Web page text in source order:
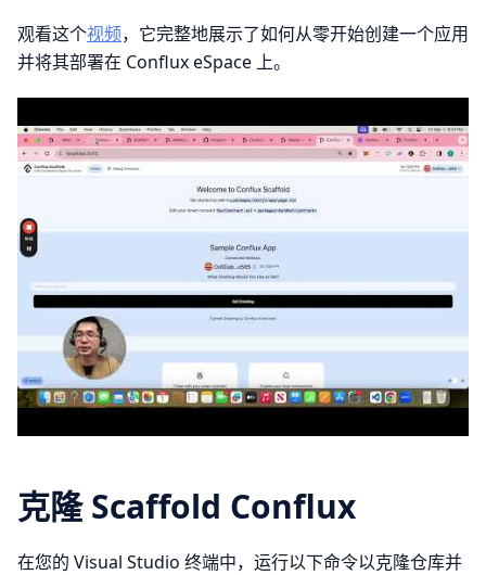
观看这个视频，它完整地展示了如何从零开始创建一个应用
并将其部署在 Conflux eSpace 上。
克隆 Scaffold Conflux
在您的 Visual Studio 终端中，运行以下命令以克隆仓库并